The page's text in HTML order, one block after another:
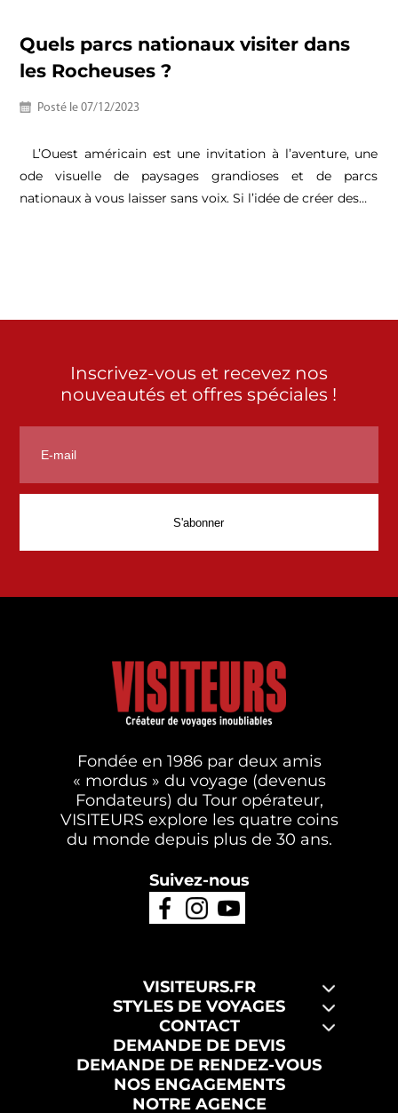
Quels parcs nationaux visiter dans
les Rocheuses ?
Posté le07/12/2023
L’Ouest américain est une invitation à l’aventure, une
ode visuelle de paysages grandioses et de parcs
nationaux à vous laisser sans voix. Si l’idée de créer des…
Inscrivez-vous et recevez nos
nouveautés et offres spéciales !
Fondée en 1986 par deux amis
« mordus » du voyage (devenus
Fondateurs) du Tour opérateur,
VISITEURS explore les quatre coins
du monde depuis plus de 30 ans.
Suivez-nous
VISITEURS.FR
STYLES DE VOYAGES
CONTACT
DEMANDE DE DEVIS
DEMANDE DE RENDEZ-VOUS
NOS ENGAGEMENTS
NOTRE AGENCE